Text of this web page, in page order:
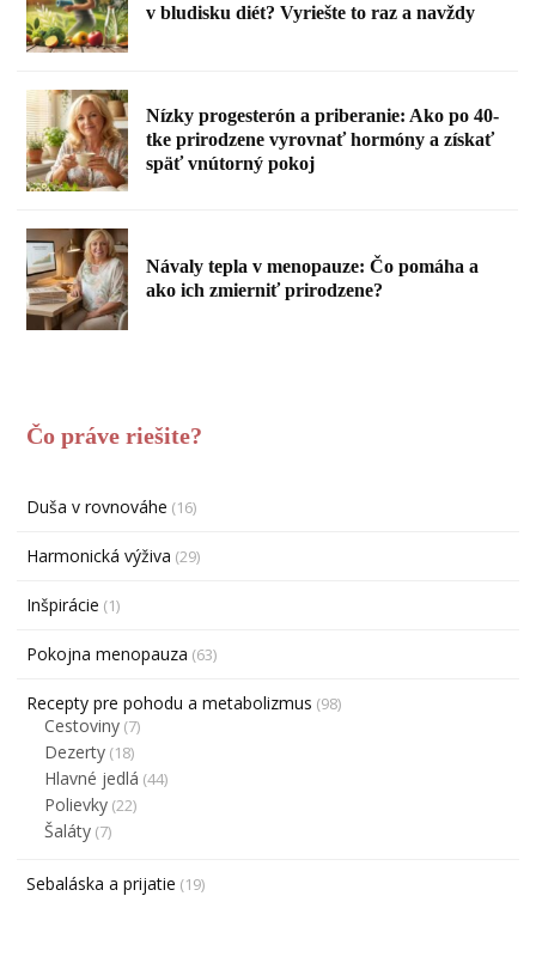
v bludisku diét? Vyriešte to raz a navždy
Nízky progesterón a priberanie: Ako po 40-
tke prirodzene vyrovnať hormóny a získať
späť vnútorný pokoj
Návaly tepla v menopauze: Čo pomáha a
ako ich zmierniť prirodzene?
Čo práve riešite?
Duša v rovnováhe (16)
Harmonická výživa (29)
Inšpirácie (1)
Pokojna menopauza (63)
Recepty pre pohodu a metabolizmus (98)
Cestoviny (7)
Dezerty (18)
Hlavné jedlá (44)
Polievky (22)
Šaláty (7)
Sebaláska a prijatie (19)